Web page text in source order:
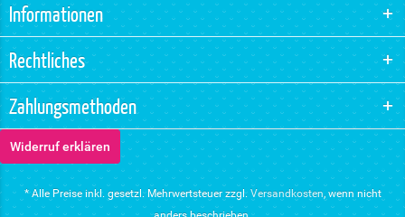
Informationen
Rechtliches
Zahlungsmethoden
Widerruf erklären
* Alle Preise inkl. gesetzl. Mehrwertsteuer zzgl. Versandkosten, wenn nicht